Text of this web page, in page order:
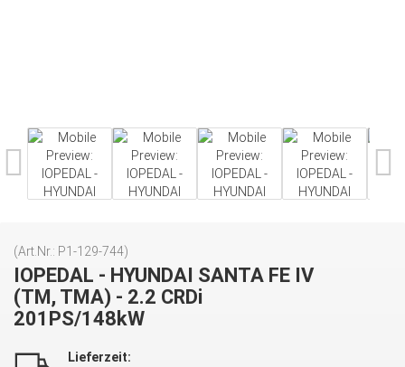
(Art.Nr.: P1-129-744)
IOPEDAL - HYUNDAI SANTA FE IV
(TM, TMA) - 2.2 CRDi
201PS/148kW
Lieferzeit: